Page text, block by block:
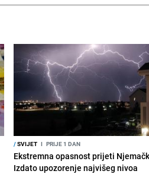
/SVIJET I PRIJE 1 DAN
Ekstremna opasnost prijeti
Izdato upozorenje najvišeg nivoa